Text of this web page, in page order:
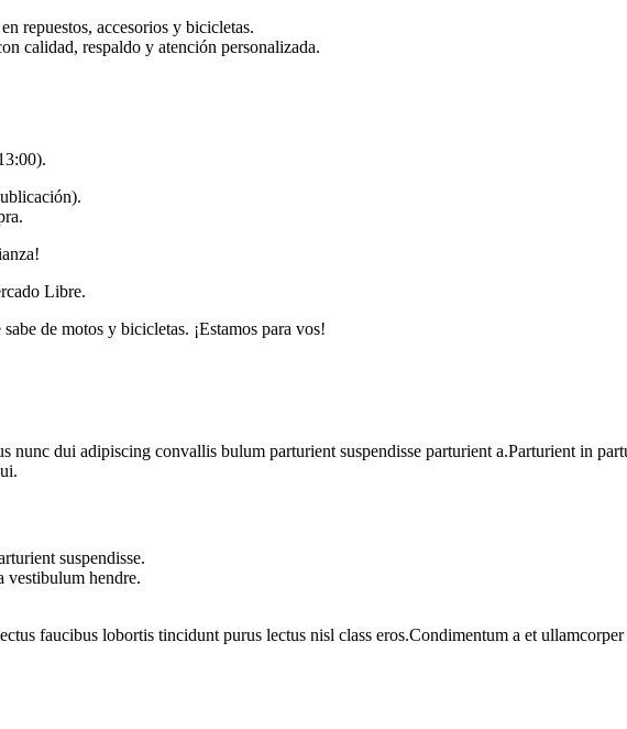
repuestos, accesorios y bicicletas.
calidad, respaldo y atención personalizada.
Libre.
de motos y bicicletas. ¡Estamos para vos!
dui adipiscing convallis bulum parturient suspendisse parturient a.Parturient in
suspendisse.
vestibulum hendre.
faucibus lobortis tincidunt purus lectus nisl class eros.Condimentum a et